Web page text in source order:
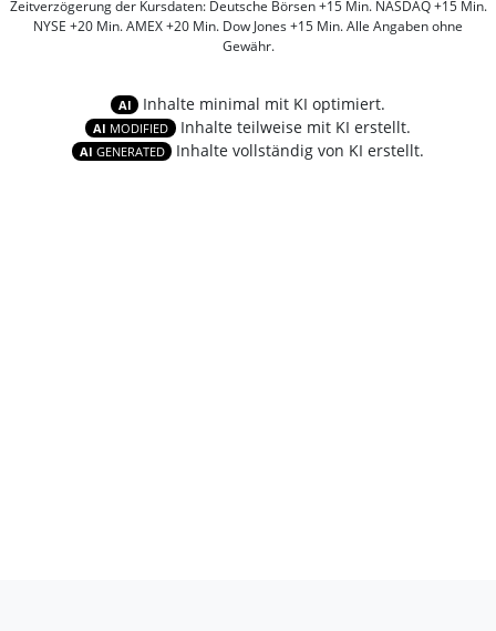
Zeitverzögerung der Kursdaten: Deutsche Börsen +15 Min. NASDAQ +15 Min.
NYSE +20 Min. AMEX +20 Min. Dow Jones +15 Min. Alle Angaben ohne
Gewähr.
AI Inhalte minimal mit KI optimiert.
AI MODIFIED Inhalte teilweise mit KI erstellt.
AI GENERATED Inhalte vollständig von KI erstellt.